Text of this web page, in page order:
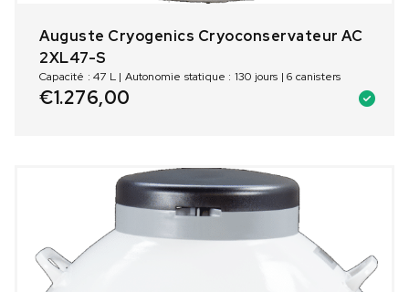
Auguste Cryogenics Cryoconservateur AC
2XL47-S
Capacité : 47 L | Autonomie statique : 130 jours | 6 canisters
€1.276,00